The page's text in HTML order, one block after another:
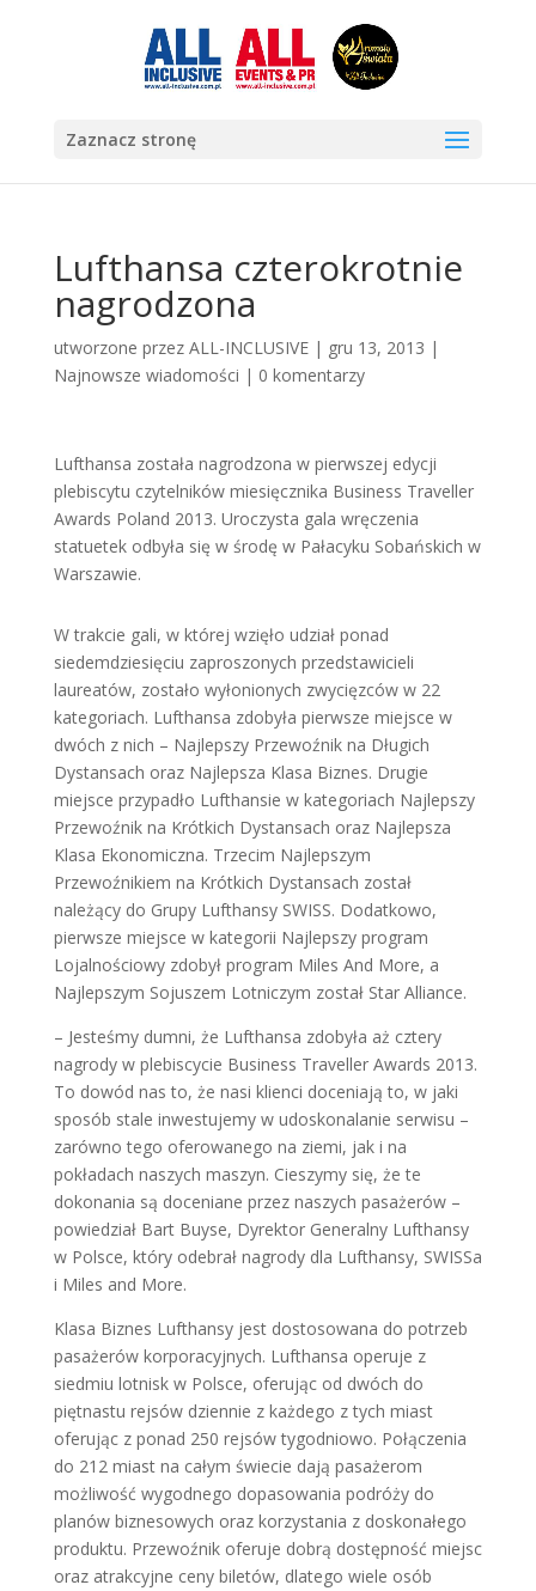
Zaznacz stronę
Lufthansa czterokrotnie
nagrodzona
utworzone przez ALL-INCLUSIVE| gru 13, 2013 |
Najnowsze wiadomości | 0 komentarzy
Lufthansa została nagrodzona w pierwszej edycji
plebiscytu czytelników miesięcznika Business Traveller
Awards Poland 2013. Uroczysta gala wręczenia
statuetek odbyła się w środę w Pałacyku Sobańskich w
Warszawie.
W trakcie gali, w której wzięło udział ponad
siedemdziesięciu zaproszonych przedstawicieli
laureatów, zostało wyłonionych zwycięzców w 22
kategoriach. Lufthansa zdobyła pierwsze miejsce w
dwóch z nich – Najlepszy Przewoźnik na Długich
Dystansach oraz Najlepsza Klasa Biznes. Drugie
miejsce przypadło Lufthansie w kategoriach Najlepszy
Przewoźnik na Krótkich Dystansach oraz Najlepsza
Klasa Ekonomiczna. Trzecim Najlepszym
Przewoźnikiem na Krótkich Dystansach został
należący do Grupy Lufthansy SWISS. Dodatkowo,
pierwsze miejsce w kategorii Najlepszy program
Lojalnościowy zdobył program Miles And More, a
Najlepszym Sojuszem Lotniczym został Star Alliance.
– Jesteśmy dumni, że Lufthansa zdobyła aż cztery
nagrody w plebiscycie Business Traveller Awards 2013.
To dowód nas to, że nasi klienci doceniają to, w jaki
sposób stale inwestujemy w udoskonalanie serwisu –
zarówno tego oferowanego na ziemi, jak i na
pokładach naszych maszyn. Cieszymy się, że te
dokonania są doceniane przez naszych pasażerów –
powiedział Bart Buyse, Dyrektor Generalny Lufthansy
w Polsce, który odebrał nagrody dla Lufthansy, SWISSa
i Miles and More.
Klasa Biznes Lufthansy jest dostosowana do potrzeb
pasażerów korporacyjnych. Lufthansa operuje z
siedmiu lotnisk w Polsce, oferując od dwóch do
piętnastu rejsów dziennie z każdego z tych miast
oferując z ponad 250 rejsów tygodniowo. Połączenia
do 212 miast na całym świecie dają pasażerom
możliwość wygodnego dopasowania podróży do
planów biznesowych oraz korzystania z doskonałego
produktu. Przewoźnik oferuje dobrą dostępność miejsc
oraz atrakcyjne ceny biletów, dlatego wiele osób